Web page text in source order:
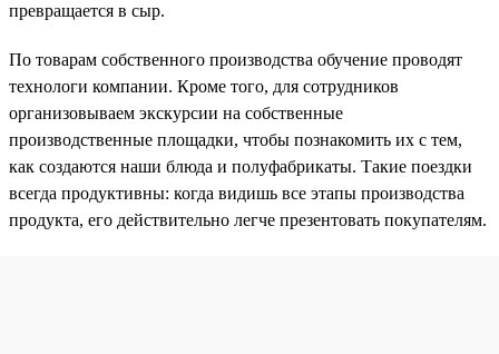
превращается в сыр.
По товарам собственного производства обучение проводят
технологи компании. Кроме того, для сотрудников
организовываем экскурсии на собственные
производственные площадки, чтобы познакомить их с тем,
как создаются наши блюда и полуфабрикаты. Такие поездки
всегда продуктивны: когда видишь все этапы производства
продукта, его действительно легче презентовать покупателям.